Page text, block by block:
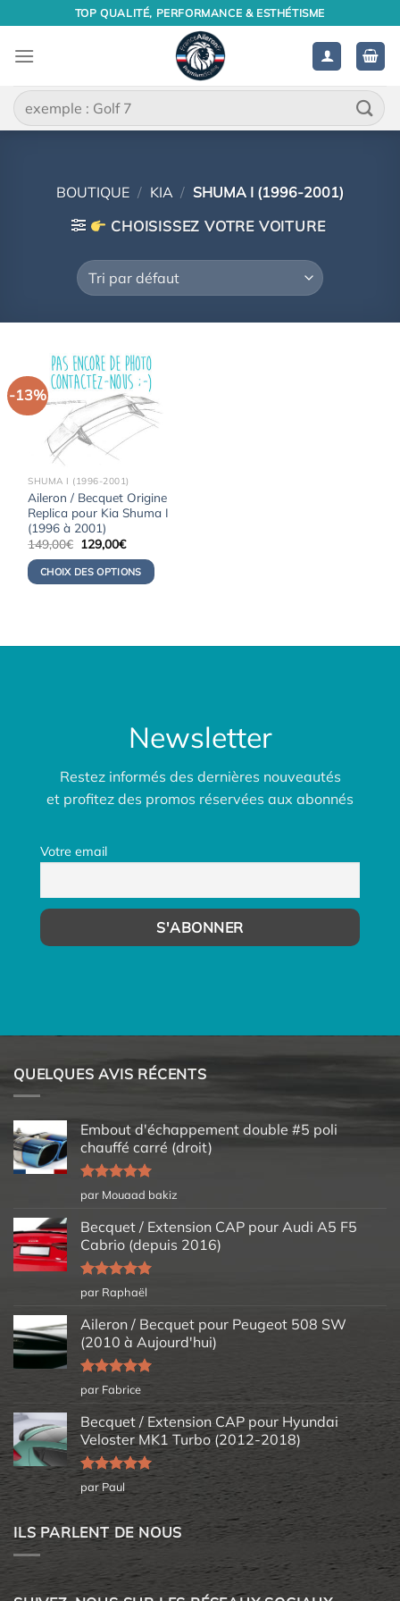
contenu
TOP QUALITÉ, PERFORMANCE & ESTHÉTISME
Recherche
pour :
BOUTIQUE / KIA / SHUMA I (1996-2001)
CHOISISSEZ VOTRE VOITURE
-13%
SHUMA I (1996-2001)
Aileron / Becquet Origine
Replica pour Kia Shuma I
(1996 à 2001)
149,00€ Le
initial
était :
149,00€.
129,00€Le
actuel
est :
129,00€.
CHOIX DES OPTIONS
Newsletter
Restez informés des dernières nouveautés
et profitez des promos réservées aux abonnés
Votre email
QUELQUES AVIS RÉCENTS
Embout d'échappement double #5 poli
chauffé carré (droit)
Note5sur
5
par Mouaad bakiz
Becquet / Extension CAP pour Audi A5 F5
Cabrio (depuis 2016)
Note5sur
5
par Raphaël
Aileron / Becquet pour Peugeot 508 SW
(2010 à Aujourd'hui)
Note5sur
5
par Fabrice
Becquet / Extension CAP pour Hyundai
Veloster MK1 Turbo (2012-2018)
Note5sur
5
par Paul
ILS PARLENT DE NOUS